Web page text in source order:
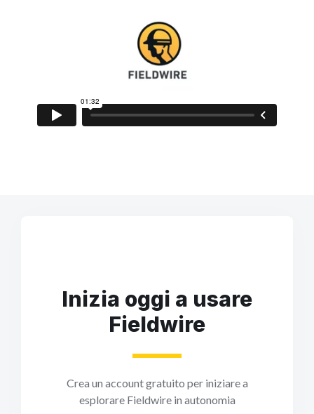
Inizia oggi a usare
Fieldwire
Crea un account gratuito per iniziare a
esplorare Fieldwire in autonomia